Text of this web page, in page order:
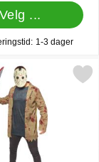
Velg ...
På lager
1-3 dager
favoritt
Friday the